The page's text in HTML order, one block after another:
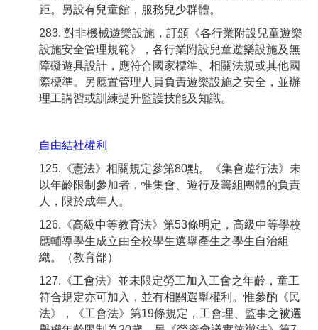
距。另設有兒童館，服務兒少群體。
283. 對非機械遊樂設施，訂頒《各行業附設兒童遊樂
設施安全管理規範》，各行業附設兒童遊樂設施及無
障礙遊具設計，應符合國家標準、相關法規或其他國
際標準。另應置管理人員負責遊樂設施之安全，並辦
理工講習或訓練提升監護技能及知識。
自由結社權利
125.《憲法》相關規定參第80點。《集會遊行法》未
以年齡限制參加者，惟集會、遊行及籌組團體的負責
人，限於成年人。
126.《高級中等教育法》第53條明定，高級中等學校
應輔導學生成立由全校學生選舉產生之學生自治組
織。（教育部）
127.《工會法》並未限定勞工加入工會之年齡，童工
符合規定亦可加入，並有相關選舉權利。惟參酌《民
法》，《工會法》第19條規定，工會理、監事之被選